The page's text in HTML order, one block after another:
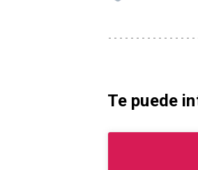
Te puede